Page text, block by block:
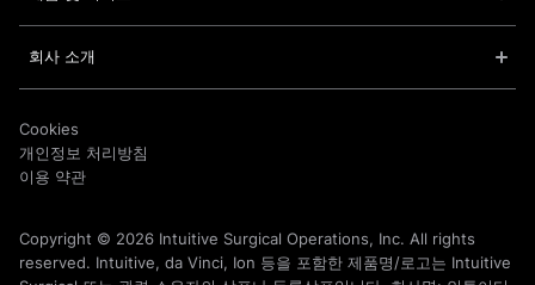
회사 소개
Cookies
개인정보 처리방침
이용 약관
Copyright © 2026 Intuitive Surgical Operations, Inc. All rights
reserved. Intuitive, da Vinci, Ion 등을 포함한 제품명/로고는 Intuitive